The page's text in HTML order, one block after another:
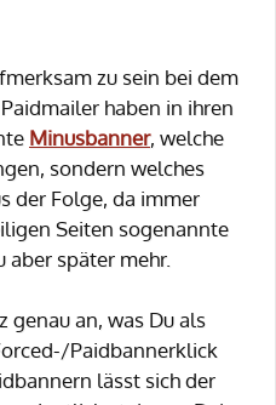
zu sein bei dem
haben in ihren
Minusbanner, welche
sondern welches
der Folge, da immer
Seiten sogenannte
später mehr.
genau an, was Du als
Paidbannerklick
lässt sich der